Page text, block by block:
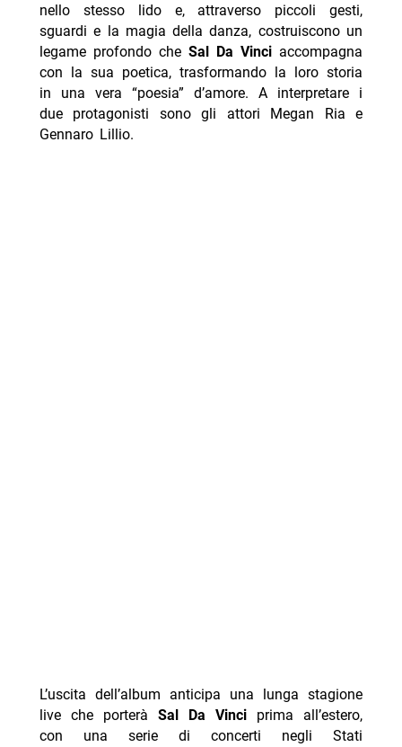
nello stesso lido e, attraverso piccoli gesti,
sguardi e la magia della danza, costruiscono un
legame profondo cheSal Da Vinci accompagna
con la sua poetica, trasformando la loro storia
in una vera “poesia” d’amore. A interpretare i
due protagonisti sono gli attori Megan Ria e
Gennaro Lillio.
L’uscita dell’album anticipa una lunga stagione
live che porterà Sal Da Vinci prima all’estero,
con una serie di concerti negli Stati